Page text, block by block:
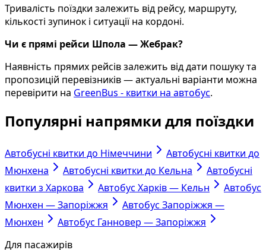
Тривалість поїздки залежить від рейсу, маршруту,
кількості зупинок і ситуації на кордоні.
Чи є прямі рейси Шпола — Жебрак?
Наявність прямих рейсів залежить від дати пошуку та
пропозицій перевізників — актуальні варіанти можна
перевірити на GreenBus - квитки на автобус.
Популярні напрямки для поїздки
Автобусні квитки до Німеччини
Автобусні квитки до
Мюнхена
Автобусні квитки до Кельна
Автобусні
квитки з Харкова
Автобус Харків — Кельн
Автобус
Мюнхен — Запоріжжя
Автобус Запоріжжя —
Мюнхен
Автобус Ганновер — Запоріжжя
Для пасажирів